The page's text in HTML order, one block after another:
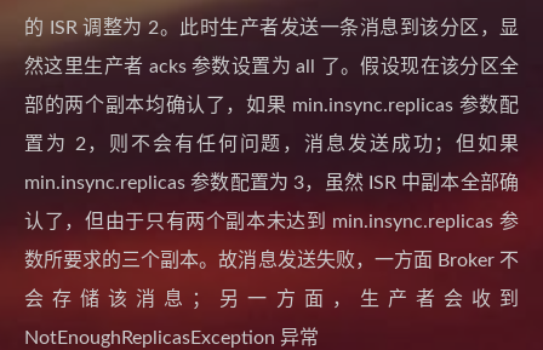
的 ISR 调整为 2。此时生产者发送一条消息到该分区，显
然这里生产者 acks 参数设置为 all 了。假设现在该分区全
部的两个副本均确认了，如果 min.insync.replicas 参数配
置为 2，则不会有任何问题，消息发送成功；但如果
min.insync.replicas 参数配置为 3，虽然 ISR 中副本全部确
认了，但由于只有两个副本未达到 min.insync.replicas 参
数所要求的三个副本。故消息发送失败，一方面 Broker 不
会存储该消息；另一方面，生产者会收到
NotEnoughReplicasException 异常